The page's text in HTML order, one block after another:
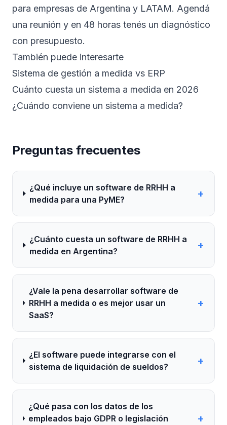
para empresas de Argentina y LATAM. Agendá
una reunión y en 48 horas tenés un diagnóstico
con presupuesto.
También puede interesarte
Sistema de gestión a medida vs ERP
Cuánto cuesta un sistema a medida en 2026
¿Cuándo conviene un sistema a medida?
Preguntas frecuentes
¿Qué incluye un software de RRHH a
medida para una PyME?
+
¿Cuánto cuesta un software de RRHH a
medida en Argentina?
+
¿Vale la pena desarrollar software de
RRHH a medida o es mejor usar un
SaaS?
+
¿El software puede integrarse con el
sistema de liquidación de sueldos?
+
¿Qué pasa con los datos de los
empleados bajo GDPR o legislación
+